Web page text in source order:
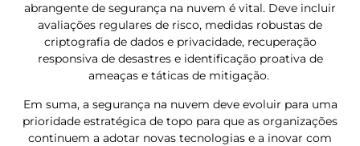
abrangente de segurança na nuvem é vital. Deve incluir
avaliações regulares de risco, medidas robustas de
criptografia de dados e privacidade, recuperação
responsiva de desastres e identificação proativa de
ameaças e táticas de mitigação.
Em suma, a segurança na nuvem deve evoluir para uma
prioridade estratégica de topo para que as organizações
continuem a adotar novas tecnologias e a inovar com